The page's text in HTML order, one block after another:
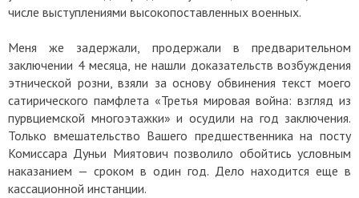
числе выступлениями высокопоставленных военных.
Меня же задержали, продержали в предварительном
заключении 4 месяца, не нашли доказательств возбуждения
этнической розни, взяли за основу обвинения текст моего
сатирического памфлета «Третья мировая война: взгляд из
пурвциемской многоэтажки» и осудили на год заключения.
Только вмешательство Вашего предшественника на посту
Комиссара Дуньи Миятович позволило обойтись условным
наказанием — сроком в один год. Дело находится еще в
кассационной инстанции.